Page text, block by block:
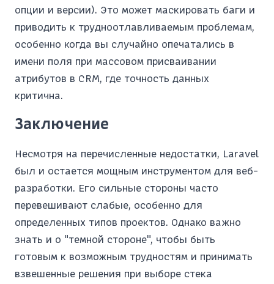
опции и версии). Это может маскировать баги и
приводить к трудноотлавливаемым проблемам,
особенно когда вы случайно опечатались в
имени поля при массовом присваивании
атрибутов в CRM, где точность данных
критична.
Заключение
Несмотря на перечисленные недостатки, Laravel
был и остается мощным инструментом для веб-
разработки. Его сильные стороны часто
перевешивают слабые, особенно для
определенных типов проектов. Однако важно
знать и о "темной стороне", чтобы быть
готовым к возможным трудностям и принимать
взвешенные решения при выборе стека